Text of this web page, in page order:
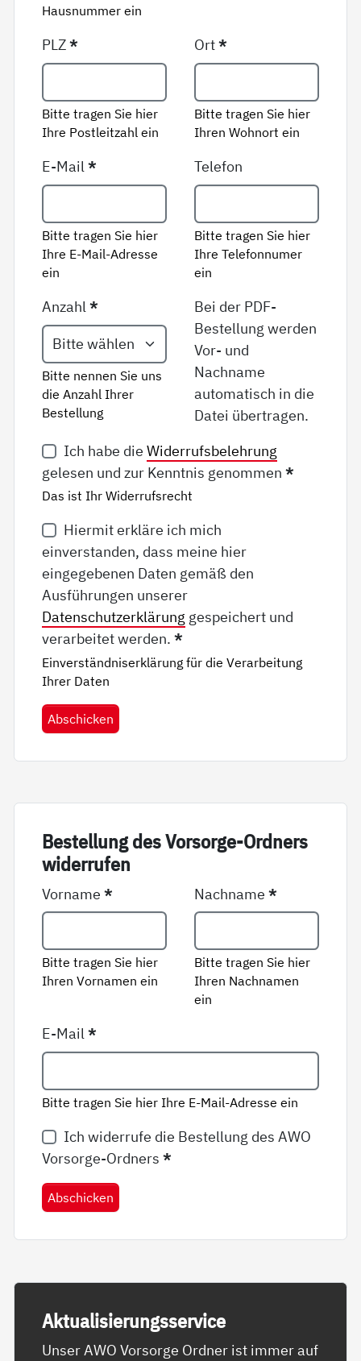
Hausnummer ein
PLZ*
Bitte tragen Sie hier
Ihre Postleitzahl ein
Ort*
Bitte tragen Sie hier
Ihren Wohnort ein
E-Mail*
Bitte tragen Sie hier
Ihre E-Mail-Adresse
ein
Telefon
Bitte tragen Sie hier
Ihre Telefonnumer
ein
Anzahl*
Bitte nennen Sie uns
die Anzahl Ihrer
Bestellung
Bei der PDF-
Bestellung werden
Vor- und
Nachname
automatisch in die
Datei übertragen.
Ich habe die Widerrufsbelehrung
gelesen und zur Kenntnis genommen*
Das ist Ihr Widerrufsrecht
Hiermit erkläre ich mich
einverstanden, dass meine hier
eingegebenen Daten gemäß den
Ausführungen unserer
Datenschutzerklärung gespeichert und
verarbeitet werden.*
Einverständniserklärung für die Verarbeitung
Ihrer Daten
Abschicken
Be­stel­lung des Vor­sor­ge-Ord­ners
wi­der­ru­fen
Vorname*
Bitte tragen Sie hier
Ihren Vornamen ein
Nachname*
Bitte tragen Sie hier
Ihren Nachnamen
ein
E-Mail*
Bitte tragen Sie hier Ihre E-Mail-Adresse ein
Ich widerrufe die Bestellung des AWO
Vorsorge-Ordners*
Abschicken
Ak­tua­li­sie­rungs­ser­vice
Unser AWO Vorsorge Ordner ist immer auf